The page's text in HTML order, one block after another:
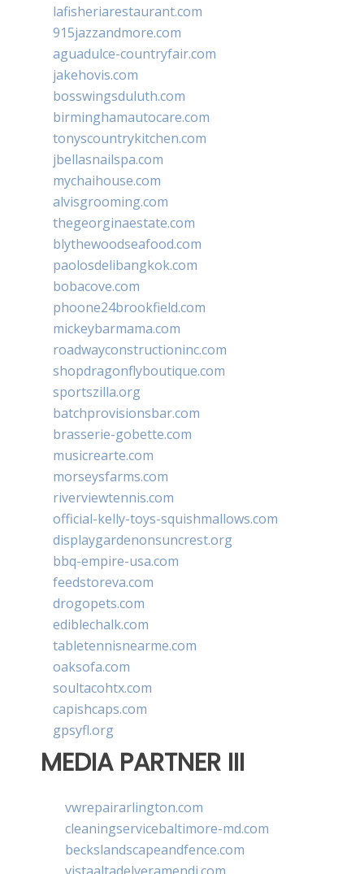
lafisheriarestaurant.com
915jazzandmore.com
aguadulce-countryfair.com
jakehovis.com
bosswingsduluth.com
birminghamautocare.com
tonyscountrykitchen.com
jbellasnailspa.com
mychaihouse.com
alvisgrooming.com
thegeorginaestate.com
blythewoodseafood.com
paolosdelibangkok.com
bobacove.com
phoone24brookfield.com
mickeybarmama.com
roadwayconstructioninc.com
shopdragonflyboutique.com
sportszilla.org
batchprovisionsbar.com
brasserie-gobette.com
musicrearte.com
morseysfarms.com
riverviewtennis.com
official-kelly-toys-squishmallows.com
displaygardenonsuncrest.org
bbq-empire-usa.com
feedstoreva.com
drogopets.com
ediblechalk.com
tabletennisnearme.com
oaksofa.com
soultacohtx.com
capishcaps.com
gpsyfl.org
MEDIA PARTNER III
vwrepairarlington.com
cleaningservicebaltimore-md.com
beckslandscapeandfence.com